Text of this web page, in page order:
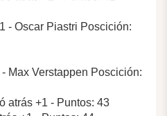
- Oscar Piastri Poscición:
Max Verstappen Poscición:
atrás +1 - Puntos: 43